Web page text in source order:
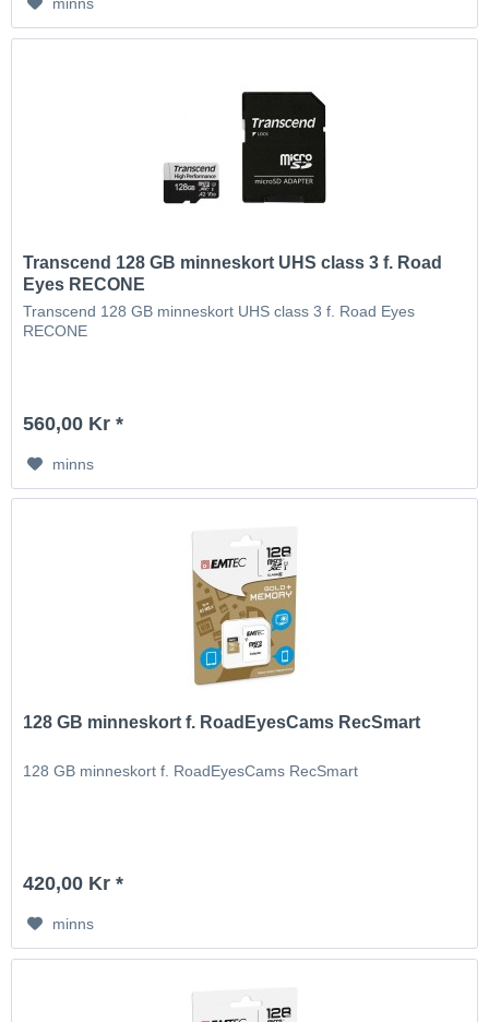
Transcend 128 GB minneskort UHS class 3 f. Road
Eyes RECONE
Transcend 128 GB minneskort UHS class 3 f. Road Eyes
RECONE
560,00 Kr *
minns
128 GB minneskort f. RoadEyesCams RecSmart
128 GB minneskort f. RoadEyesCams RecSmart
420,00 Kr *
minns